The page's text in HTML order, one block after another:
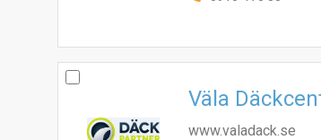
Väla
www.valadack.se